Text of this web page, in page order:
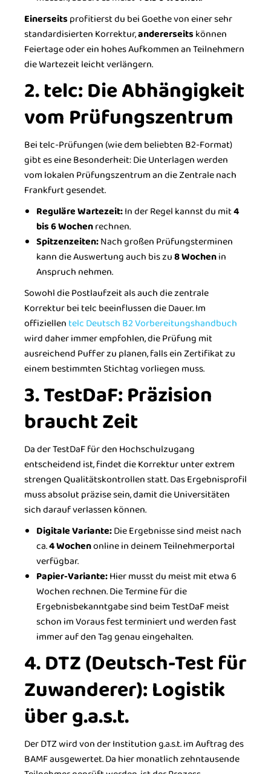
Einerseitsprofitierst du bei Goethe von einer sehr
standardisierten Korrektur,andererseitskönnen
Feiertage oder ein hohes Aufkommen an Teilnehmern
die Wartezeit leicht verlängern.
2. telc: Die Abhängigkeit
vom Prüfungszentrum
Bei telc-Prüfungen (wie dem beliebten B2-Format)
gibt es eine Besonderheit: Die Unterlagen werden
vom lokalen Prüfungszentrum an die Zentrale nach
Frankfurt gesendet.
Reguläre Wartezeit:In der Regel kannst du mit4
bis 6 Wochenrechnen.
Spitzenzeiten:Nach großen Prüfungsterminen
kann die Auswertung auch bis zu8 Wochenin
Anspruch nehmen.
Sowohl die Postlaufzeit als auch die zentrale
Korrektur bei telc beeinflussen die Dauer. Im
offiziellen telc Deutsch B2 Vorbereitungshandbuch
wird daher immer empfohlen, die Prüfung mit
ausreichend Puffer zu planen, falls ein Zertifikat zu
einem bestimmten Stichtag vorliegen muss.
3. TestDaF: Präzision
braucht Zeit
Da der TestDaF für den Hochschulzugang
entscheidend ist, findet die Korrektur unter extrem
strengen Qualitätskontrollen statt. Das Ergebnisprofil
muss absolut präzise sein, damit die Universitäten
sich darauf verlassen können.
Digitale Variante:Die Ergebnisse sind meist nach
ca.4 Wochenonline in deinem Teilnehmerportal
verfügbar.
Papier-Variante:Hier musst du meist mit etwa 6
Wochen rechnen. Die Termine für die
Ergebnisbekanntgabe sind beim TestDaF meist
schon im Voraus fest terminiert und werden fast
immer auf den Tag genau eingehalten.
4. DTZ (Deutsch-Test für
Zuwanderer): Logistik
über g.a.s.t.
Der DTZ wird von der Institution g.a.s.t. im Auftrag des
BAMF ausgewertet. Da hier monatlich zehntausende